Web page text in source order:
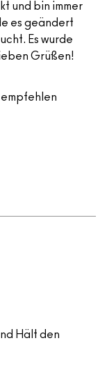
und bin immer
es geändert
Es wurde
Grüßen!
empfehlen
Hält den